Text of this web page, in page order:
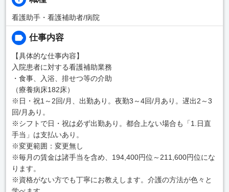
看護助手・看護補助者/病院
仕事内容
【具体的な仕事内容】
入院患者に対する看護補助業務
・食事、入浴、排せつ等の介助
（療養病床182床）
※日・祝1～2回/月、出勤あり。夜勤3～4回/月あり。遅出2～3
回/月あり。
※シフトで日・祝は必ず出勤あり。都合上ない場合も「1.日直
手当」は支払いあり。
※変更範囲：変更無し
※毎月の賃金は諸手当を含め、194,400円位～211,600円位にな
ります。
※資格がない方でも丁寧にお教えします。介護の方法が色々と